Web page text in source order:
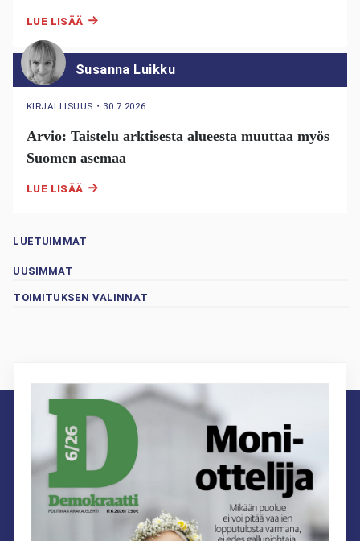
LUE LISÄÄ
Susanna Luikku
KIRJALLISUUS ・ 30.7.2026
Arvio: Taistelu arktisesta alueesta muuttaa myös
Suomen asemaa
LUE LISÄÄ
LUETUIMMAT
UUSIMMAT
TOIMITUKSEN VALINNAT